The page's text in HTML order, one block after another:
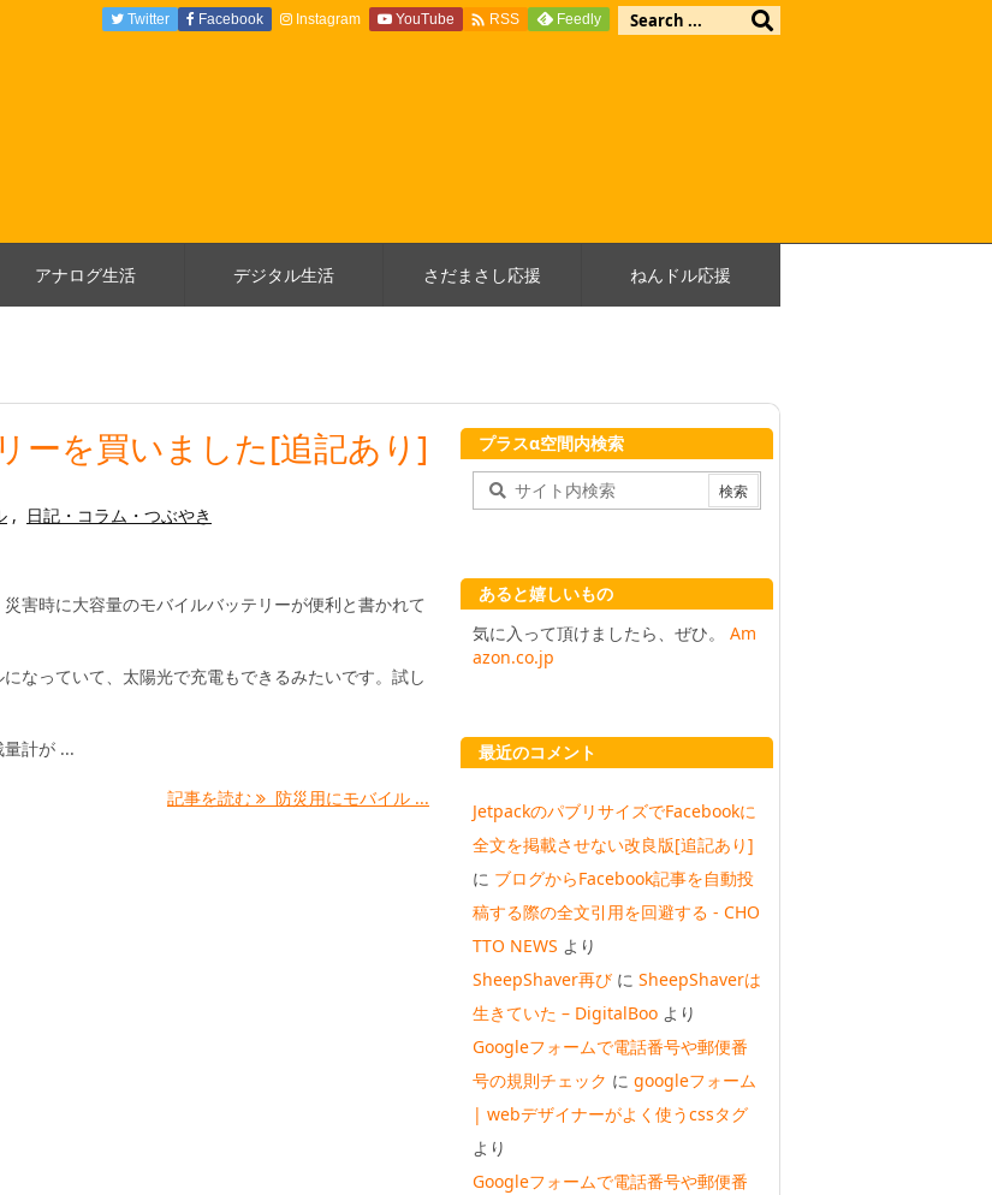
アナログ生活 デジタル生活 さだまさし応援 ねんドル応援
Twitter Facebook Instagram YouTube  RSS Feedly
ーを買いました[追記あり]
, 日記・コラム・つぶやき
害時に大容量のモバイルバッテリーが便利と書かれて
なっていて、太陽光で充電もできるみたいです。試し
計が ...
記事を読む 防災用にモバイル ...
プラスα空間内検索
あると嬉しいもの
気に入って頂けましたら、ぜひ。 Am
azon.co.jp
最近のコメント
JetpackのパブリサイズでFacebookに
全文を掲載させない改良版[追記あり]
に ブログからFacebook記事を自動投
稿する際の全文引用を回避する - CHO
TTO NEWS より
SheepShaver再び に SheepShaverは
生きていた – DigitalBoo より
Googleフォームで電話番号や郵便番
号の規則チェック に googleフォーム
| webデザイナーがよく使うcssタグ
より
Googleフォームで電話番号や郵便番